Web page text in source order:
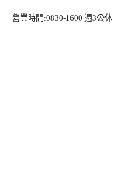
營業時間:0830-1600 週3公休